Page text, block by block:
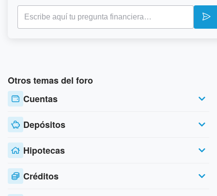
Otros temas del foro
Cuentas
Depósitos
Hipotecas
Créditos